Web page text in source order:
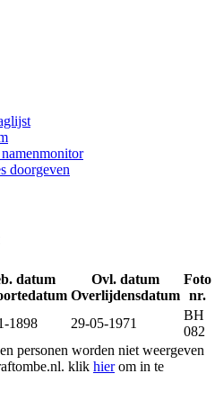
doorgeven
datum
Ovl. datum
Overlijdensdatum
Foto
nr.
1898 29-05-1971
BH
082
personen worden niet weergeven
klik hierom in te